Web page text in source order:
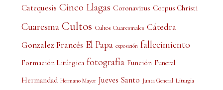
Catequesis Cinco Llagas Coronavirus Corpus Christi
Cuaresma Cultos Cultos Cuaresmales Cátedra
Gonzalez Francés El Papa exposición fallecimiento
Formación Litúrgica fotografía Función Funeral
Hermandad Hermano Mayor Jueves Santo Junta General Liturgia